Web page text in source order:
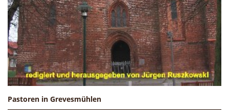
Pastoren in Grevesmühlen